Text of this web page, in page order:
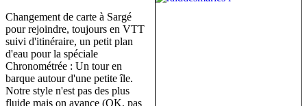
Changement de carte à Sargé
pour rejoindre, toujours en VTT
suivi d'itinéraire, un petit plan
d'eau pour la spéciale
Chronométrée : Un tour en
barque autour d'une petite île.
Notre style n'est pas des plus
fluide mais on avance (OK, pas